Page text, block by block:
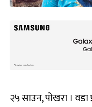
२५ साउन, पोखरा । वडा